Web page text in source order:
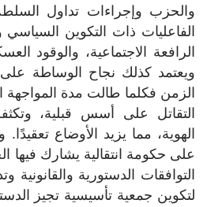
والحزب وإجراءات تداول
الفاعليات ذات التكوين السياسي
الرافعة الاجتماعية، والوقود
ويعتمد كذلك نجاح الوساطة على
الزمن فكلما طالت مدة
التقاتل على أسس قبلية،
الهوية، مما يزيد الأوضاع
على حكومة انتقالية يشارك
التوافقات الدستورية والقانونية
لتكوين جمعية تأسيسية تجيز